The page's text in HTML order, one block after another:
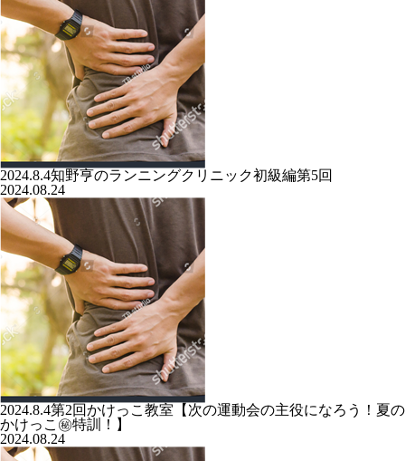
2024.8.4知野亨のランニングクリニック初級編第5回
2024.08.24
2024.8.4第2回かけっこ教室【次の運動会の主役になろう！夏の
かけっこ㊙️特訓！】
2024.08.24